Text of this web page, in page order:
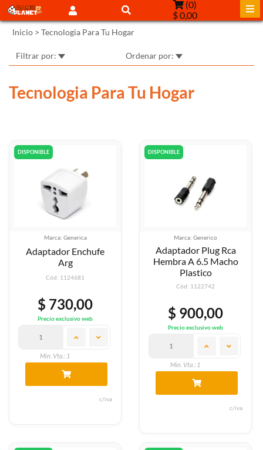
(0)
$ 0,00
Inicio > Tecnologia Para Tu Hogar
Filtrar por: Ordenar por:
Tecnologia Para Tu Hogar
DISPONIBLE
Marca: Generica
Adaptador Enchufe
Arg
Cód: 1124681
$ 730,00
Precio exclusivo web
Min. Vta.: 1
c/iva
DISPONIBLE
Marca: Generico
Adaptador Plug Rca
Hembra A 6.5 Macho
Plastico
Cód: 1122742
$ 900,00
Precio exclusivo web
Min. Vta.: 1
c/iva